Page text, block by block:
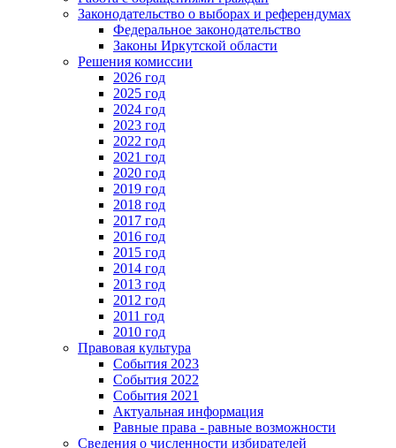
Законодательство о выборах и референдумах
Федеральное законодательство
Законы Иркутской области
Решения комиссии
2026 год
2025 год
2024 год
2023 год
2022 год
2021 год
2020 год
2019 год
2018 год
2017 год
2016 год
2015 год
2014 год
2013 год
2012 год
2011 год
2010 год
Правовая культура
События 2023
События 2022
События 2021
Актуальная информация
Равные права - равные возможности
Сведения о численности избирателей